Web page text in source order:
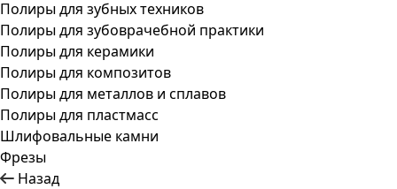
Полиры для зубных техников
Полиры для зубоврачебной практики
Полиры для керамики
Полиры для композитов
Полиры для металлов и сплавов
Полиры для пластмасс
Шлифовальные камни
Фрезы
Назад